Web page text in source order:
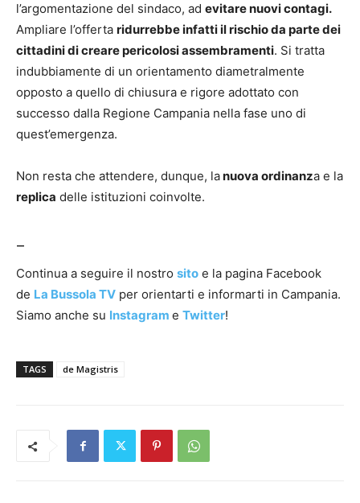
l’argomentazione del sindaco, ad evitare nuovi contagi.
Ampliare l’offerta ridurrebbe infatti il rischio da parte dei
cittadini di creare pericolosi assembramenti. Si tratta
indubbiamente di un orientamento diametralmente
opposto a quello di chiusura e rigore adottato con
successo dalla Regione Campania nella fase uno di
quest’emergenza.
Non resta che attendere, dunque, lanuova ordinanza e la
replica delle istituzioni coinvolte.
Continua a seguire il nostro sito e la pagina Facebook
de La Bussola TV per orientarti e informarti in Campania.
Siamo anche su Instagram e Twitter!
TAGS de Magistris